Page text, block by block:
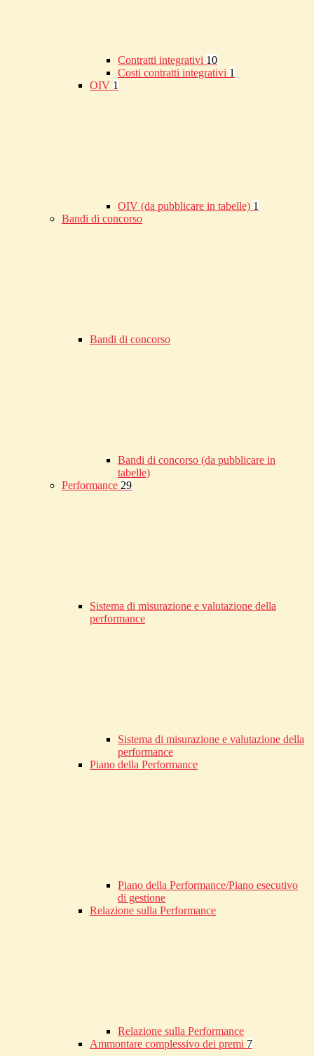
Contratti integrativi 10
Costi contratti integrativi 1
OIV 1
OIV (da pubblicare in tabelle) 1
Bandi di concorso
Bandi di concorso
Bandi di concorso (da pubblicare in
tabelle)
Performance 29
Sistema di misurazione e valutazione della
performance
Sistema di misurazione e valutazione della
performance
Piano della Performance
Piano della Performance/Piano esecutivo
di gestione
Relazione sulla Performance
Relazione sulla Performance
Ammontare complessivo dei premi 7